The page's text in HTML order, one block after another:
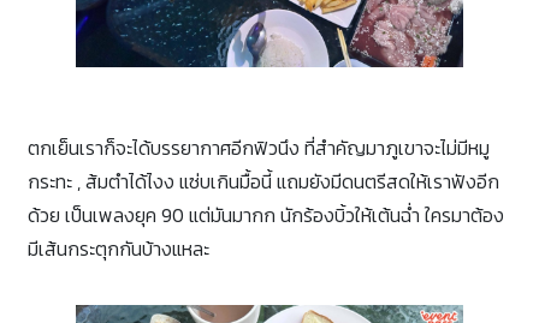
ตกเย็นเราก็จะได้บรรยากาศอีกฟิวนึง ที่สำคัญมาภูเขาจะไม่มีหมู
กระทะ , ส้มตำได้ไงง แซ่บเกินมื้อนี้ แถมยังมีดนตรีสดให้เราฟังอีก
ด้วย เป็นเพลงยุค 90 แต่มันมากก นักร้องบิ้วให้เต้นฉ่ำ ใครมาต้อง
มีเส้นกระตุกกันบ้างแหละ